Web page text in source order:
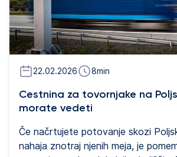
22.02.2026 8min
Cestnina za tovornjake na
morate vedeti
Če načrtujete potovanje skozi
nahaja znotraj njenih meja, je